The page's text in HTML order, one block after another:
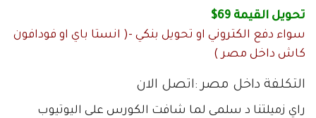
تحويل القيمة 69$
سواء دفع الكتروني او تحويل بنكي -( انستا باي او فودافون
كاش داخل مصر )
التكلفة داخل مصر :اتصل الان
راي زميلتنا د سلمى لما شافت الكورس على اليوتيوب